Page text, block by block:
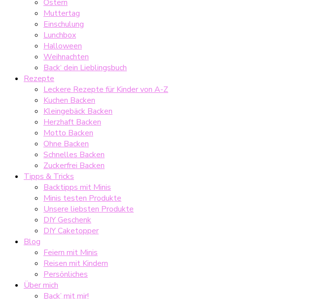
Ostern
Muttertag
Einschulung
Lunchbox
Halloween
Weihnachten
Back‘ dein Lieblingsbuch
Rezepte
Leckere Rezepte für Kinder von A-Z
Kuchen Backen
Kleingebäck Backen
Herzhaft Backen
Motto Backen
Ohne Backen
Schnelles Backen
Zuckerfrei Backen
Tipps & Tricks
Backtipps mit Minis
Minis testen Produkte
Unsere liebsten Produkte
DIY Geschenk
DIY Caketopper
Blog
Feiern mit Minis
Reisen mit Kindern
Persönliches
Über mich
Back’ mit mir!